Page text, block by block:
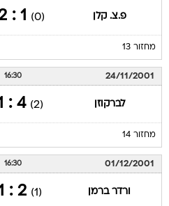
פ.צ. קלן (0)
1 : 2
מחזור 13
24/11/2001
16:30
לברקוזן (2)
4 : 1
מחזור 14
01/12/2001
16:30
ורדר ברמן (1)
2 : 1